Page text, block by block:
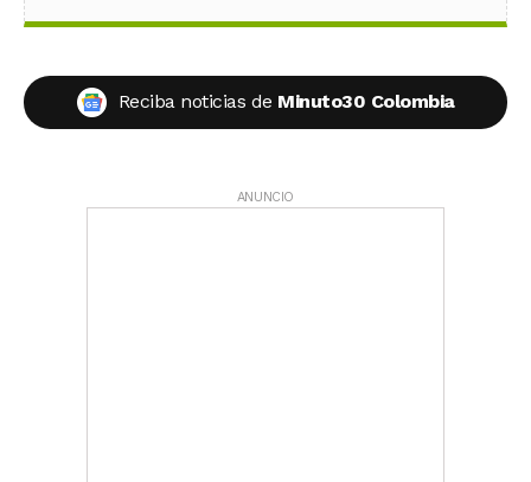
Reciba noticias de Minuto30 Colombia
ANUNCIO